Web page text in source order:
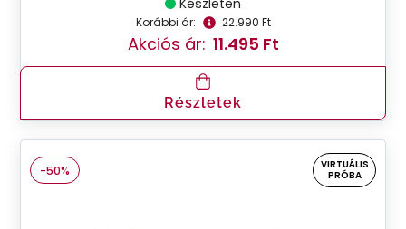
Készleten
Korábbi ár: 22.990 Ft
Akciós ár: 11.495 Ft
Részletek
-50%
VIRTUÁLIS
PRÓBA